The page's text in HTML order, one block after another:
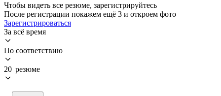
Чтобы видеть все резюме, зарегистрируйтесь
После регистрации покажем ещё 3 и откроем фото
Зарегистрироваться
За всё время
По соответствию
20 резюме